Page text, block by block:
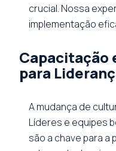
crucial. Nossa
implementação
Capacitação
para
A mudança de
Líderes e equipes
são a chave para a